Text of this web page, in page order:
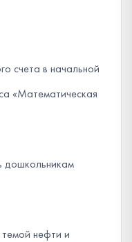
счета в начальной
«Математическая
дошкольникам
нефти и